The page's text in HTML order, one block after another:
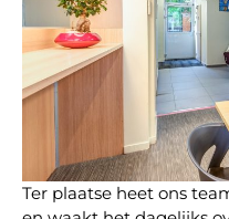
Ter plaatse heet ons